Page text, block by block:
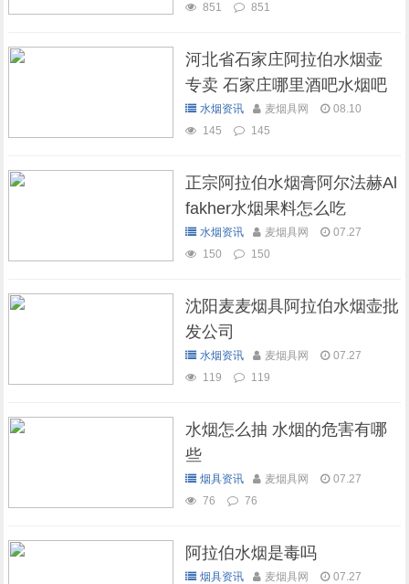
851
851
河北省石家庄阿拉伯水烟壶
专卖 石家庄哪里酒吧水烟吧
可以抽水烟
水烟资讯 麦烟具网
08.10
145
145
正宗阿拉伯水烟膏阿尔法赫Al
fakher水烟果料怎么吃
水烟资讯 麦烟具网
07.27
150
150
沈阳麦麦烟具阿拉伯水烟壶批
发公司
水烟资讯 麦烟具网
07.27
119
119
水烟怎么抽 水烟的危害有哪
些
烟具资讯 麦烟具网
07.27
76
76
阿拉伯水烟是毒吗
烟具资讯 麦烟具网
07.27